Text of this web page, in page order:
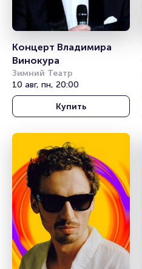
Концерт Владимира
Винокура
Зимний Театр
10 авг, пн, 20:00
Купить